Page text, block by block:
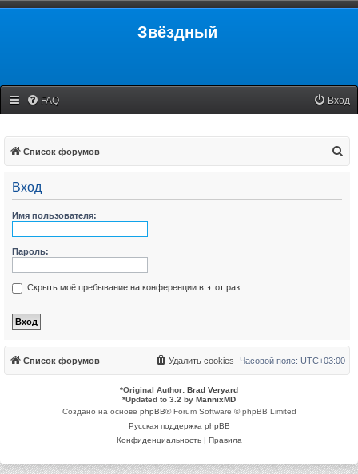
Звёздный
FAQ Вход
Список форумов
Вход
Имя пользователя:
Пароль:
Скрыть моё пребывание на конференции в этот раз
Список форумов Часовой пояс: UTC+03:00
Удалить cookies
*Original Author: Brad Veryard
*Updated to 3.2 by MannixMD
Создано на основе phpBB® Forum Software © phpBB Limited
Русская поддержка phpBB
Конфиденциальность| Правила